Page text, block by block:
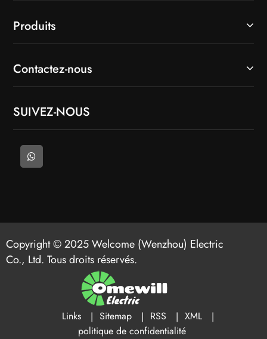
Produits
Contactez-nous
SUIVEZ-NOUS
Copyright © 2025 Welcome (Wenzhou) Electric
Co., Ltd. Tous droits réservés.
Links Sitemap RSS
XML
politique de confidentialité